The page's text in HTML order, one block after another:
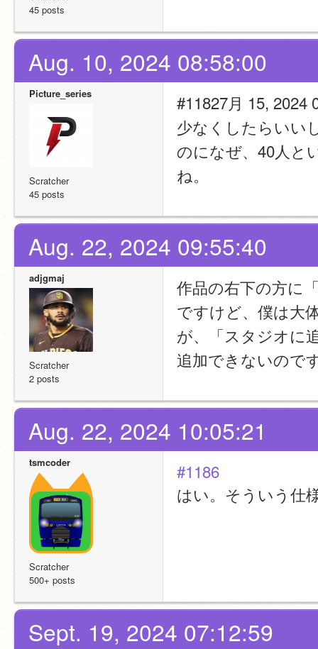
45 posts
Aug. 10, 2024 08:58:00
Picture_series
Scratcher
45 posts
#11827月 15,
少なくしたらいい
のになぜ、40人と
ね。
Aug. 22, 2024 09:55:40
adjgmaj
Scratcher
2 posts
作品の右下の方に
ですけど、僕は大
が、「スタジオに
追加できないので
Aug. 22, 2024 10:05:21
tsmcoder
Scratcher
500+ posts
#1186
はい。そういう仕
Sept. 19, 2024 07:12:59